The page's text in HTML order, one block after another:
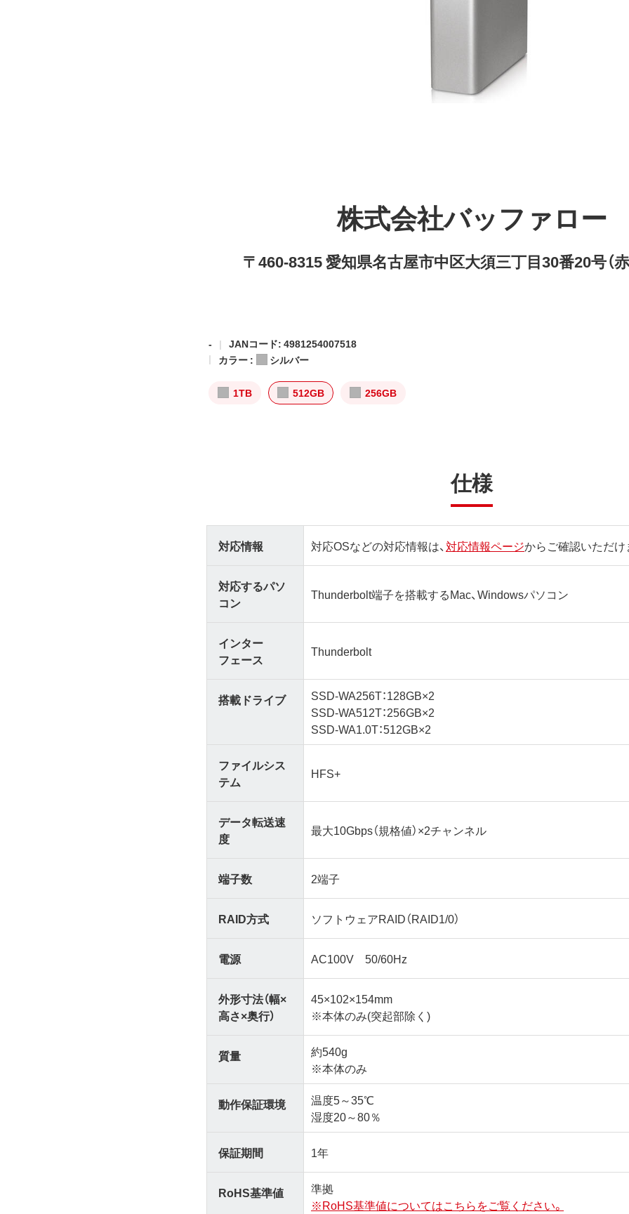
株式会社バッファロー
〒460-8315 愛知県名古屋市中区大須三丁目30番20号（
-
JANコード: 4981254007518
カラー :
シルバー
1TB 512GB 256GB
仕様
対応情報 対応OSなどの対応情報は、対応情報ページからご確認いただけ
対応するパソ
コン
Thunderbolt端子を搭載するMac、Windowsパソコン
インター
フェース
Thunderbolt
搭載ドライブ
SSD-WA256T：128GB×2
SSD-WA512T：256GB×2
SSD-WA1.0T：512GB×2
ファイルシス
テム
HFS+
データ転送速
度
最大10Gbps（規格値）×2チャンネル
端子数 2端子
RAID方式 ソフトウェアRAID（RAID1/0）
電源 AC100V 50/60Hz
外形寸法（幅×
高さ×奥行）
45×102×154mm
※本体のみ(突起部除く)
質量
約540g
※本体のみ
動作保証環境
温度5～35℃
湿度20～80％
保証期間 1年
RoHS基準値
準拠
※RoHS基準値についてはこちらをご覧ください。